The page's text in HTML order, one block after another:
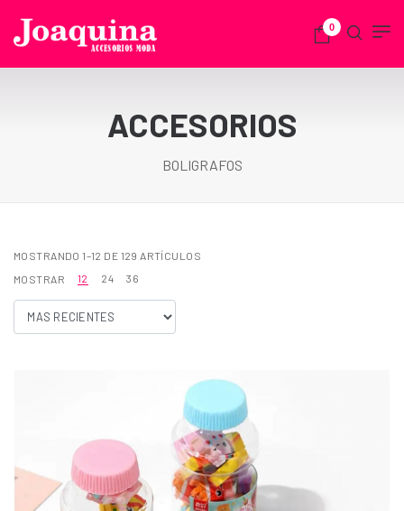
0
ACCESORIOS
BOLIGRAFOS
MOSTRANDO 1–12 DE 129 ARTÍCULOS
MOSTRAR
12 24 36